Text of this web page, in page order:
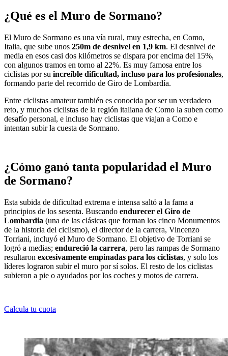
¿Qué es el Muro de Sormano?
El Muro de Sormano es una vía rural, muy estrecha, en Como,
Italia, que sube unos 250m de desnivel en 1,9 km. El desnivel de
media en esos casi dos kilómetros se dispara por encima del 15%,
con algunos tramos en torno al 22%. Es muy famosa entre los
ciclistas por su increíble dificultad, incluso para los profesionales,
formando parte del recorrido de Giro de Lombardía.
Entre ciclistas amateur también es conocida por ser un verdadero
reto, y muchos ciclistas de la región italiana de Como la suben como
desafío personal, e incluso hay ciclistas que viajan a Como e
intentan subir la cuesta de Sormano.
¿Cómo ganó tanta popularidad el Muro
de Sormano?
Esta subida de dificultad extrema e intensa saltó a la fama a
principios de los sesenta. Buscando endurecer el Giro de
Lombardia (una de las clásicas que forman los cinco Monumentos
de la historia del ciclismo), el director de la carrera, Vincenzo
Torriani, incluyó el Muro de Sormano. El objetivo de Torriani se
logró a medias; endureció la carrera, pero las rampas de Sormano
resultaron excesivamente empinadas para los ciclistas, y solo los
líderes lograron subir el muro por sí solos. El resto de los ciclistas
subieron a pie o ayudados por los coches y motos de carrera.
Calcula tu cuota